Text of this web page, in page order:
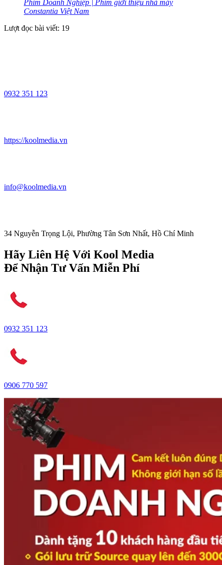
Phim Doanh Nghiệp | Phim giới thiệu nhà máy
Constantia Việt Nam
Lượt đọc bài viết: 19
0932 351 123
https://koolmedia.vn
info@koolmedia.vn
34 Nguyễn Trọng Lội, Phường Tân Sơn Nhất, Hồ Chí Minh
Hãy Liên Hệ Với Kool Media
Để Nhận Tư Vấn Miễn Phí
0932 351 123
0906 770 597